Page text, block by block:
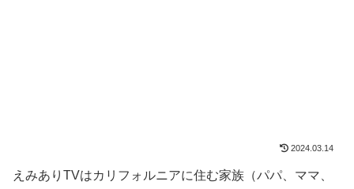
2024.03.14
えみありTVはカリフォルニアに住む家族（パパ、ママ、